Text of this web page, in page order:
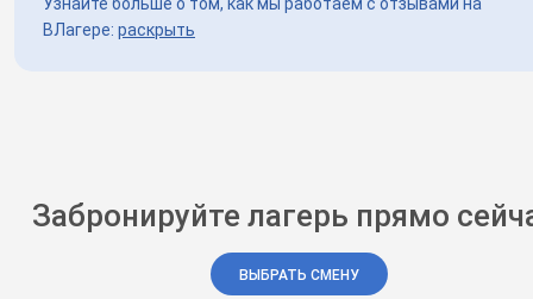
ВЛагере: раскрыть
Забронируйте лагерь прямо
ВЫБРАТЬ СМЕНУ